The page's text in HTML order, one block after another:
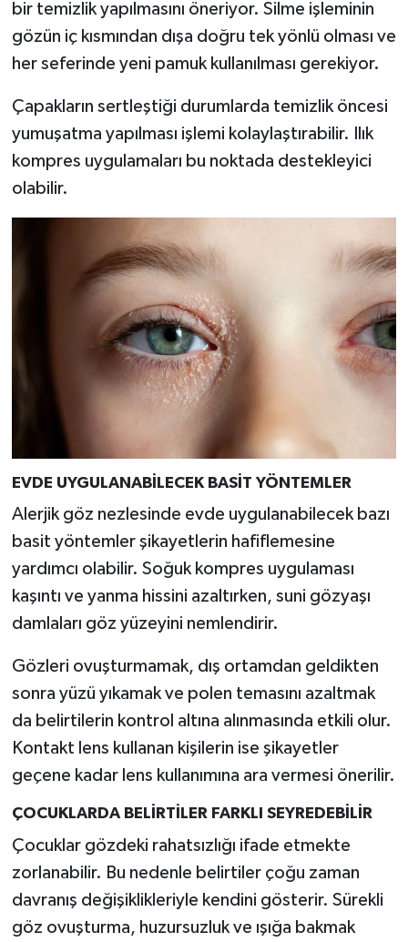
bir temizlik yapılmasını öneriyor. Silme işleminin
gözün iç kısmından dışa doğru tek yönlü olması ve
her seferinde yeni pamuk kullanılması gerekiyor.
Çapakların sertleştiği durumlarda temizlik öncesi
yumuşatma yapılması işlemi kolaylaştırabilir. Ilık
kompres uygulamaları bu noktada destekleyici
olabilir.
EVDE UYGULANABİLECEK BASİT YÖNTEMLER
Alerjik göz nezlesinde evde uygulanabilecek bazı
basit yöntemler şikayetlerin hafiflemesine
yardımcı olabilir. Soğuk kompres uygulaması
kaşıntı ve yanma hissini azaltırken, suni gözyaşı
damlaları göz yüzeyini nemlendirir.
Gözleri ovuşturmamak, dış ortamdan geldikten
sonra yüzü yıkamak ve polen temasını azaltmak
da belirtilerin kontrol altına alınmasında etkili olur.
Kontakt lens kullanan kişilerin ise şikayetler
geçene kadar lens kullanımına ara vermesi önerilir.
ÇOCUKLARDA BELİRTİLER FARKLI SEYREDEBİLİR
Çocuklar gözdeki rahatsızlığı ifade etmekte
zorlanabilir. Bu nedenle belirtiler çoğu zaman
davranış değişiklikleriyle kendini gösterir. Sürekli
göz ovuşturma, huzursuzluk ve ışığa bakmak